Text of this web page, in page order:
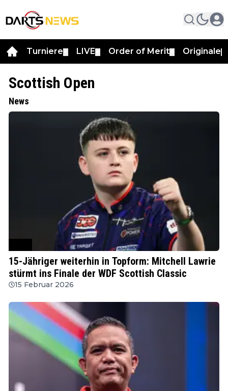
Turniere LIVE Order of Merit Originale
Scottish Open
News
15-Jähriger weiterhin in Topform: Mitchell Lawrie
stürmt ins Finale der WDF Scottish Classic
15 Februar 2026